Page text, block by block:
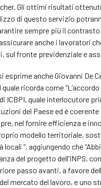
Gli ottimi risultati
di questo servizio
sempre più il contrasto
anche i lavoratori
sul fronte previdenziale e
anche Giovanni De
ricorda come
ICBPI, quale interlocutore
del Paese ed è coerente
nel fornire efficienza e
modello territoriale,
locali ”, aggiungendo che
del progetto dell’INPS,
passo avanti, a favore
mercato del lavoro, e uno